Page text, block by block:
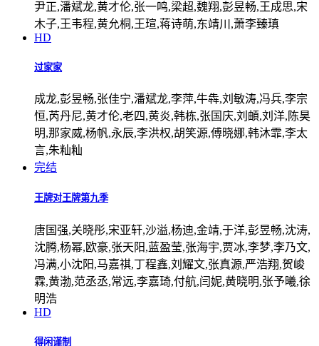
尹正,潘斌龙,黄才伦,张一鸣,梁超,魏翔,彭昱畅,王成思,宋
木子,王韦程,黄允桐,王瑄,蒋诗萌,东靖川,萧李臻瑱
HD
过家家
成龙,彭昱畅,张佳宁,潘斌龙,李萍,牛犇,刘敏涛,冯兵,李宗
恒,芮丹尼,黄才伦,老四,黄炎,韩栋,张国庆,刘頔,刘洋,陈昊
明,那家威,杨帆,永辰,李洪权,胡笑源,傅晓娜,韩沐霏,李太
言,朱籼籼
完结
王牌对王牌第九季
唐国强,关晓彤,宋亚轩,沙溢,杨迪,金靖,于洋,彭昱畅,沈涛,
沈腾,杨幂,欧豪,张天阳,蓝盈莹,张海宇,贾冰,李梦,李乃文,
冯满,小沈阳,马嘉祺,丁程鑫,刘耀文,张真源,严浩翔,贺峻
霖,黄渤,范丞丞,常远,李嘉琦,付航,闫妮,黄晓明,张予曦,徐
明浩
HD
得闲谨制